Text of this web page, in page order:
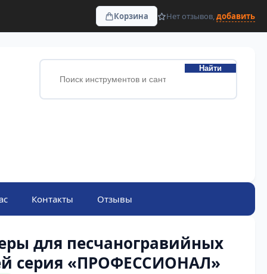
Корзина Нет отзывов,добавить
Найти
Контакты Отзывы
для песчаногравийных
серия «ПРОФЕССИОНАЛ»